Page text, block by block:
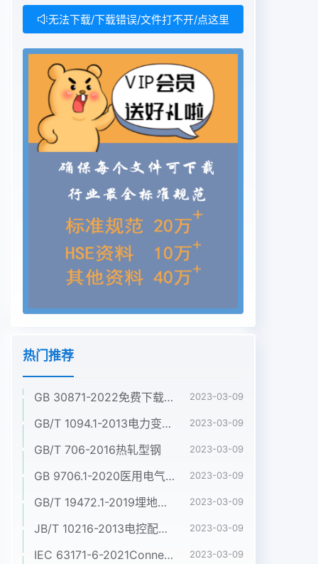
无法下载/下载错误/文件打不开/点这里
热门推荐
GB 30871-2022免费下载危险化学品企业特殊作业安全规范 2023-03-09
GB/T 1094.1-2013电力变压器 第1部分:总则 2023-03-09
GB/T 706-2016热轧型钢 2023-03-09
GB 9706.1-2020医用电气设备 第1部分:基本安全和基本性能的通用要求 2023-03-09
GB/T 19472.1-2019埋地用聚乙烯(PE)结构壁管道系统 第1部分:聚乙烯双壁波纹管材 2023-03-09
JB/T 10216-2013电控配电用电缆桥架 2023-03-09
IEC 63171-6-2021Connectors for electrical and electronic equipment - Part 6: Detail specification for 2-way and 4-way (data/power), shielded, free and fixed connectors for power and data transmission with frequencies up to 600 MHz 2023-03-09